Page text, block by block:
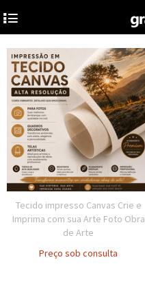
4
Tecido impresso Canvas Crie e
Imprima com sua Arte Foto Obra
de Arte
Preço sob consulta